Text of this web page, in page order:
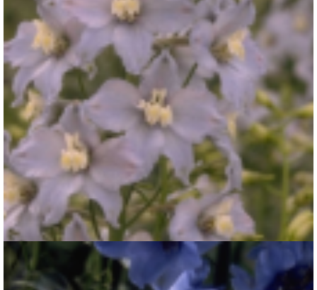
Ridderspoor
Delphinium 'Gletscherwasser'